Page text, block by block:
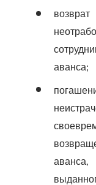
возврат
аванса;
аванса,